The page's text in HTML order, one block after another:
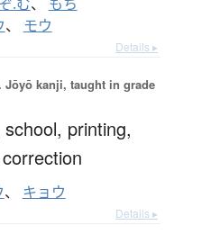
、 モウ
Details ▸
Jōyō kanji, taught in grade
school, printing,
correction
、 キョウ
Details ▸